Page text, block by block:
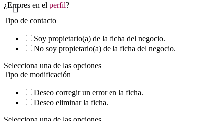
¿Errores en el perfil?
Tipo de contacto
Soy propietario(a) de la ficha del negocio.
No soy propietario(a) de la ficha del negocio.
Selecciona una de las opciones
Tipo de modificación
Deseo corregir un error en la ficha.
Deseo eliminar la ficha.
Selecciona una de las opciones